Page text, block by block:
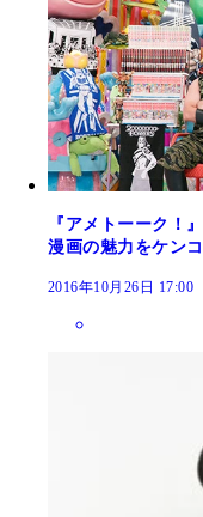
『アメトーーク！
漫画の魅力をケン
2016年10月26日 17:00